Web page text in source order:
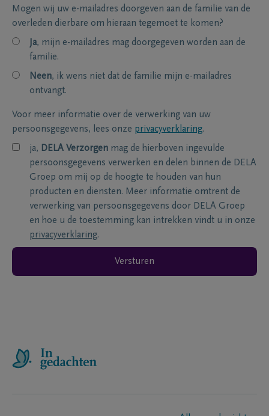
Mogen wij uw e-mailadres doorgeven aan de familie van de
overleden dierbare om hieraan tegemoet te komen?
Ja, mijn e-mailadres mag doorgegeven worden aan de
familie.
Neen, ik wens niet dat de familie mijn e-mailadres
ontvangt.
Voor meer informatie over de verwerking van uw
persoonsgegevens, lees onze privacyverklaring.
ja, DELA Verzorgen mag de hierboven ingevulde
persoonsgegevens verwerken en delen binnen de DELA
Groep om mij op de hoogte te houden van hun
producten en diensten. Meer informatie omtrent de
verwerking van persoonsgegevens door DELA Groep
en hoe u de toestemming kan intrekken vindt u in onze
privacyverklaring.
Versturen